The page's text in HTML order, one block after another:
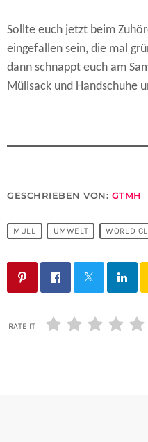
Sollte euch jetzt beim
eingefallen sein, die mal
dann schnappt euch am
Müllsack und Handschuhe
GESCHRIEBEN VON: GTMH
MÜLL UMWELT WORLD
RATE IT